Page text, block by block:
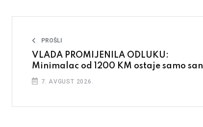
PROŠLI
VLADA PROMIJENILA ODLUKU:
Minimalac od 1200 KM ostaje samo san
7. AVGUST 2026.